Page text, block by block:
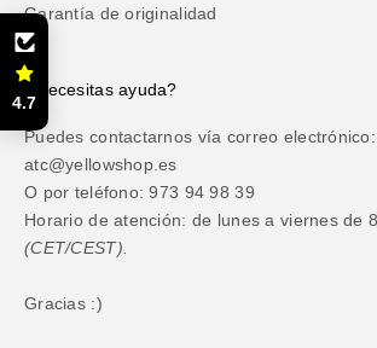
Garantía de originalidad
¿Necesitas ayuda?
Puedes contactarnos vía correo electrónico:
atc@yellowshop.es
O por teléfono: 973 94 98 39
Horario de atención: de lunes a viernes de
(CET/CEST).
Gracias :)
4.7